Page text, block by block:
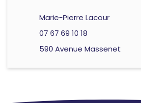
Marie-Pierre Lacour
07 67 69 10 18
590 Avenue Massenet